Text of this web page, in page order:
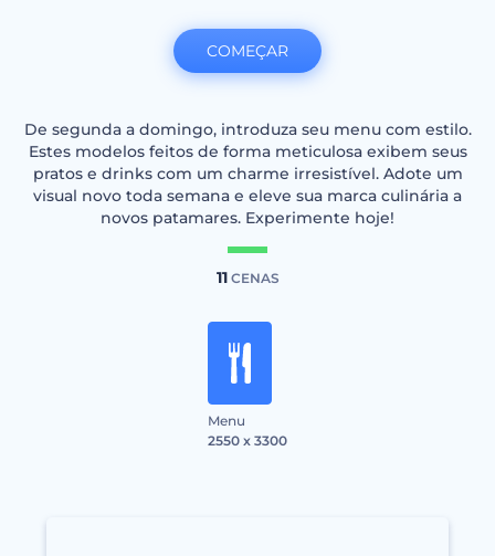
De segunda a domingo, introduza seu menu com estilo.
Estes modelos feitos de forma meticulosa exibem seus
pratos e drinks com um charme irresistível. Adote um
visual novo toda semana e eleve sua marca culinária a
novos patamares. Experimente hoje!
11 CENAS
Menu
2550 x 3300
COMEÇAR